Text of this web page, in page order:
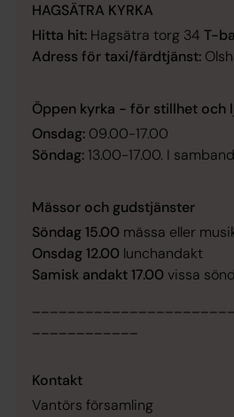
HAGSÄTRA KYRKA
Hitta hit: Hagsätra torg 34 T-
Adress för taxi/färdtjänst:
Öppen kyrka - för stillhet och
Onsdag: 09.00-17.00
Söndag: 13.00-17.00. I
Mässor och gudstjänster
Söndag 15.00 mässa eller
Onsdag12.00 lunchandakt
Samisk andakt 17.00 vissa
____________
Kontakt
Vantörs församling